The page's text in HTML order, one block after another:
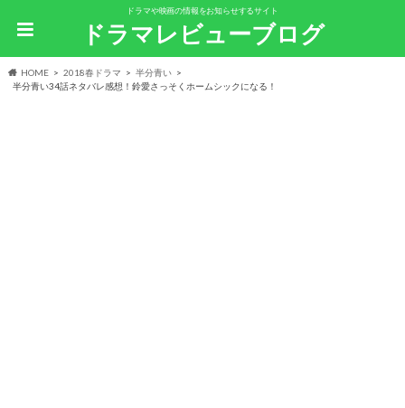
ドラマや映画の情報をお知らせするサイト
ドラマレビューブログ
HOME 2018春ドラマ
半分青い
半分青い34話ネタバレ感想！鈴愛さっそくホームシックになる！